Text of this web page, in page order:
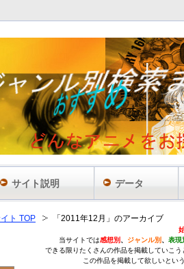
ト TOP 「2011年12月」のアーカイブ
当サイトでは感想別 、 ジャンル別 、 表現
できる限りたくさんの作品を掲載していこ
この作品を掲載して欲しいとい
サイト説明 データ